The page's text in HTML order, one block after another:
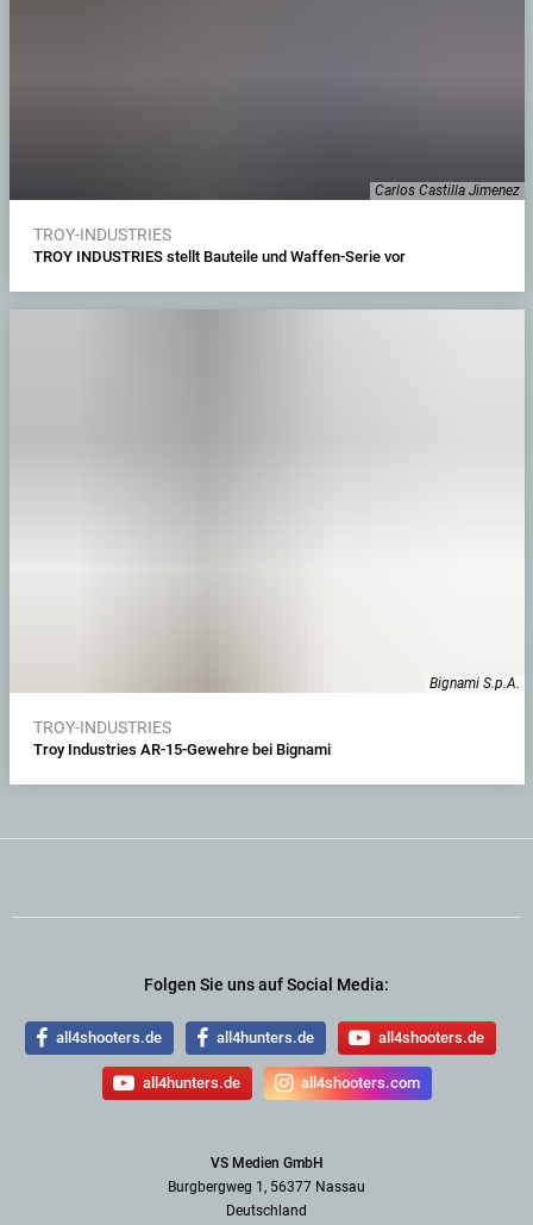
Carlos Castilla Jimenez
TROY-INDUSTRIES
TROY INDUSTRIES stellt Bauteile und Waffen-Serie vor
Bignami S.p.A.
TROY-INDUSTRIES
Troy Industries AR-15-Gewehre bei Bignami
Folgen Sie uns auf Social Media:
all4shooters.de all4hunters.de all4shooters.de
all4hunters.de all4shooters.com
VS Medien GmbH
Burgbergweg 1, 56377 Nassau
Deutschland